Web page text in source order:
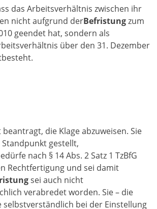
das Arbeitsverhältnis zwischen ihr
nicht aufgrund derBefristungzum
geendet hat, sondern als
über den 31. Dezember
beantragt, die Klage abzuweisen. Sie
gestellt,
nach § 14 Abs. 2 Satz 1 TzBfG
Rechtfertigung und sei damit
sei auch nicht
verabredet worden. Sie – die
selbstverständlich bei der Einstellung